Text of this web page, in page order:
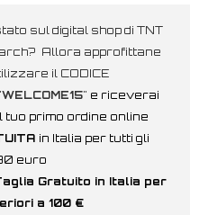
sul digital shop di TNT
Allora approfittane
il CODICE
WELCOME15" e riceverai
tuo primo ordine online
in Italia per tutti gli
euro
Gratuito in Italia per
a 100 €